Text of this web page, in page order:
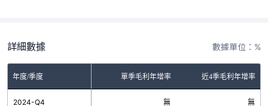
詳細數據 數據單位：%
年度/季度 單季毛利年增率 近4季毛利年增率
2024-Q4 無 無